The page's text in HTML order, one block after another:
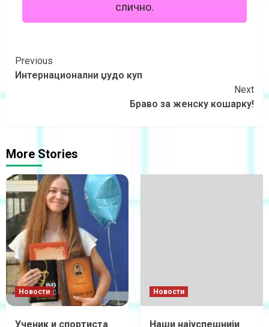
слично.
Previous
Интернационални џудо куп
Next
Браво за женску кошарку!
More Stories
Новости
Ученик и спортиста
Новости
Наши најуспешнији